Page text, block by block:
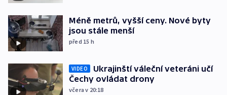
Méně metrů, vyšší ceny. Nové byty
jsou stále menší
před 15 h
VIDEO
Ukrajinští váleční veteráni učí
Čechy ovládat drony
včera v 20:18